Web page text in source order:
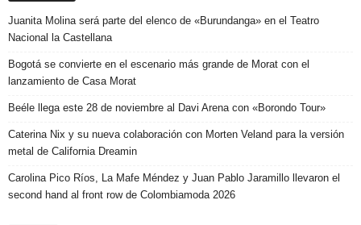
Juanita Molina será parte del elenco de «Burundanga» en el Teatro
Nacional la Castellana
Bogotá se convierte en el escenario más grande de Morat con el
lanzamiento de Casa Morat
Beéle llega este 28 de noviembre al Davi Arena con «Borondo Tour»
Caterina Nix y su nueva colaboración con Morten Veland para la versión
metal de California Dreamin
Carolina Pico Ríos, La Mafe Méndez y Juan Pablo Jaramillo llevaron el
second hand al front row de Colombiamoda 2026